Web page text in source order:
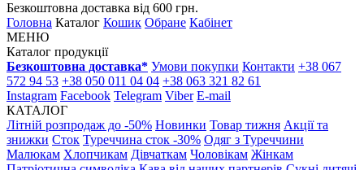
Безкоштовна доставка від 600 грн.
Головна Каталог Кошик Обране Кабінет
МЕНЮ
Каталог продукції
Безкоштовна доставка* Умови покупки Контакти +38 067
572 94 53 +38 050 011 04 04 +38 063 321 82 61
Instagram Facebook Telegram Viber E-mail
КАТАЛОГ
Літній розпродаж до -50% Новинки Товар тижня Акції та
знижки Сток Туреччина сток -30% Одяг з Туреччини
Малюкам Хлопчикам Дівчаткам Чоловікам Жінкам